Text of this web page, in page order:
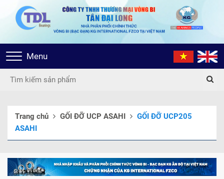
Toggle
navigation
Menu
Trang chủ GỐI ĐỠ UCP ASAHI
GỐI ĐỠ UCP205
ASAHI